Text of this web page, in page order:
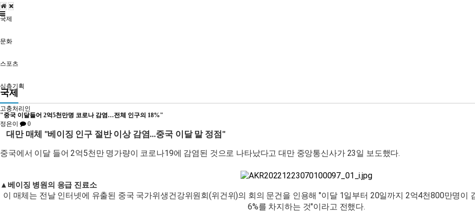
국제
문화
스포츠
심층기획
고충처리인
국제
"중국 이달들어 2억5천만명 코로나 감염…전체 인구의 18%"
정은이
0
대만 매체 "베이징 인구 절반 이상 감염…중국 이달 말 정점"
중국에서 이달 들어 2억5천만 명가량이 코로나19에 감염된 것으로 나타났다고 대만 중앙통신사가 23일 보도했다.
▲베이징 병원의 응급 진료소
이 매체는 전날 인터넷에 유출된 중국 국가위생건강위원회(위건위)의 회의 문건을 인용해 "이달 1일부터 20일까지 2억4천800만명이
6%를 차지하는 것"이라고 전했다.